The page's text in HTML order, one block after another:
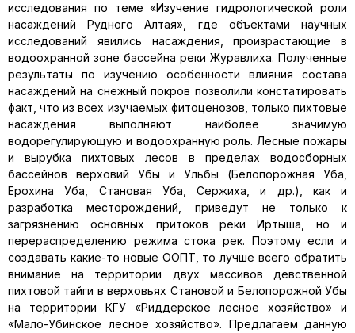
исследования по теме «Изучение гидрологической роли
насаждений Рудного Алтая», где объектами научных
исследований явились насаждения, произрастающие в
водоохранной зоне бассейна реки Журавлиха. Полученные
результаты по изучению особенности влияния состава
насаждений на снежный покров позволили констатировать
факт, что из всех изучаемых фитоценозов, только пихтовые
насаждения выполняют наиболее значимую
водорегулирующую и водоохранную роль. Лесные пожары
и вырубка пихтовых лесов в пределах водосборных
бассейнов верховий Убы и Ульбы (Белопорожная Уба,
Ерохина Уба, Становая Уба, Сержиха, и др.), как и
разработка месторождений, приведут не только к
загрязнению основных притоков реки Иртыша, но и
перераспределению режима стока рек. Поэтому если и
создавать какие-то новые ООПТ, то лучше всего обратить
внимание на территории двух массивов девственной
пихтовой тайги в верховьях Становой и Белопорожной Убы
на территории КГУ «Риддерское лесное хозяйство» и
«Мало-Убинское лесное хозяйство». Предлагаем данную